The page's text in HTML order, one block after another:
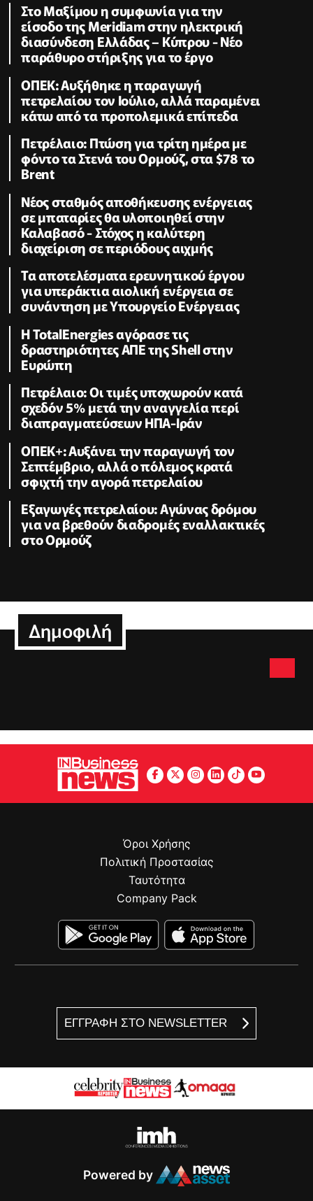
Στο Μαξίμου η συμφωνία για την
είσοδο της Meridiam στην ηλεκτρική
διασύνδεση Ελλάδας – Κύπρου - Νέο
παράθυρο στήριξης για το έργο
ΟΠΕΚ: Αυξήθηκε η παραγωγή
πετρελαίου τον Ιούλιο, αλλά παραμένει
κάτω από τα προπολεμικά επίπεδα
Πετρέλαιο: Πτώση για τρίτη ημέρα με
φόντο τα Στενά του Ορμούζ, στα $78 το
Brent
Νέος σταθμός αποθήκευσης ενέργειας
σε μπαταρίες θα υλοποιηθεί στην
Καλαβασό - Στόχος η καλύτερη
διαχείριση σε περιόδους αιχμής
Τα αποτελέσματα ερευνητικού έργου
για υπεράκτια αιολική ενέργεια σε
συνάντηση με Υπουργείο Ενέργειας
Η TotalEnergies αγόρασε τις
δραστηριότητες ΑΠΕ της Shell στην
Ευρώπη
Πετρέλαιο: Οι τιμές υποχωρούν κατά
σχεδόν 5% μετά την αναγγελία περί
διαπραγματεύσεων ΗΠΑ-Ιράν
ΟΠΕΚ+: Αυξάνει την παραγωγή τον
Σεπτέμβριο, αλλά ο πόλεμος κρατά
σφιχτή την αγορά πετρελαίου
Εξαγωγές πετρελαίου: Αγώνας δρόμου
για να βρεθούν διαδρομές εναλλακτικές
στο Ορμούζ
Δημοφιλή
ΕΓΓΡΑΦΗ ΣΤΟ NEWSLETTER
Όροι Χρήσης
Πολιτική Προστασίας
Ταυτότητα
Company Pack
Powered by